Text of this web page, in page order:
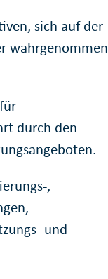
sich auf der
wahrgenommen
durch den
,
und